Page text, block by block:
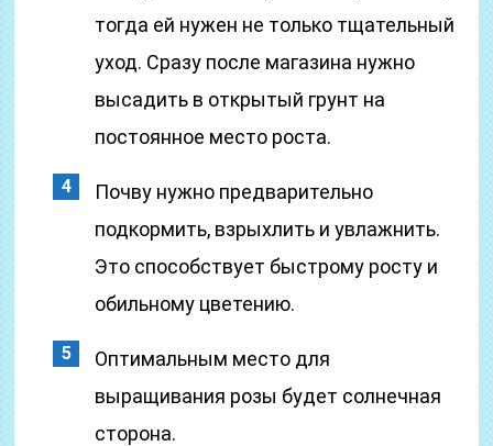
тогда ей нужен не только тщательный
уход. Сразу после магазина нужно
высадить в открытый грунт на
постоянное место роста.
Почву нужно предварительно
подкормить, взрыхлить и увлажнить.
Это способствует быстрому росту и
обильному цветению.
Оптимальным место для
выращивания розы будет солнечная
сторона.